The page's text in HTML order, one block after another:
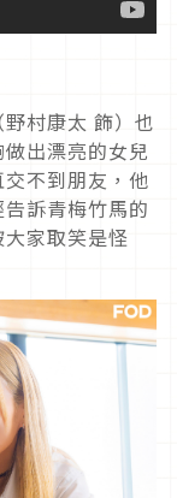
村康太 飾）也
出漂亮的女兒
不到朋友，他
訴青梅竹馬的
家取笑是怪